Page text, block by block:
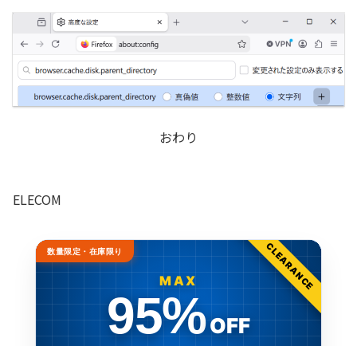
おわり
ELECOM
数量限定・在庫限り CLEARANCE
MAX
95%OFF